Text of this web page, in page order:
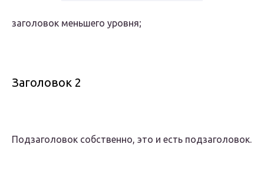
заголовок меньшего уровня;
Заголовок 2
Подзаголовок собственно, это и есть подзаголовок.